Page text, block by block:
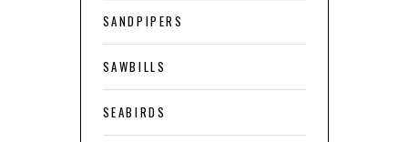
SANDPIPERS
SAWBILLS
SEABIRDS